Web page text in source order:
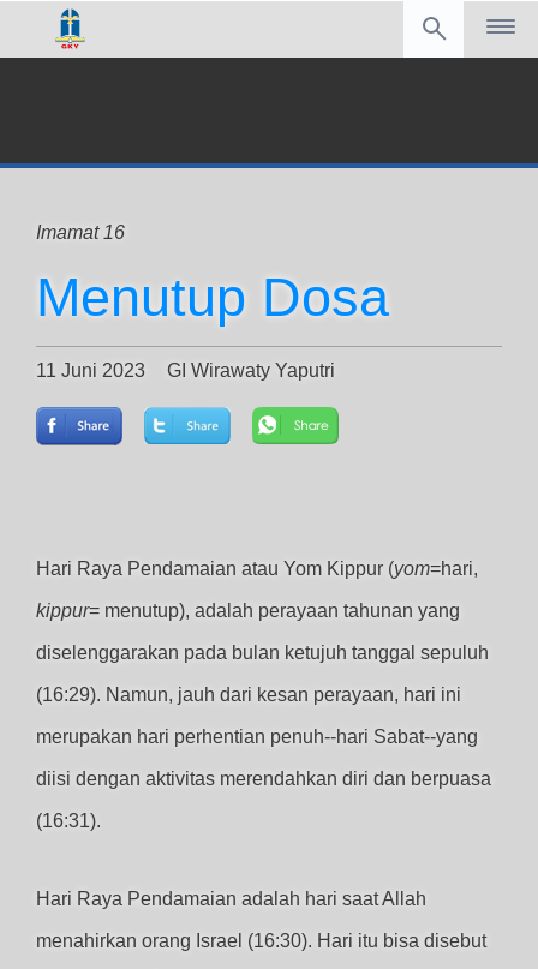
Imamat 16
Menutup Dosa
11 Juni 2023 GI Wirawaty Yaputri
Hari Raya Pendamaian atau Yom Kippur (yom=hari,
kippur= menutup), adalah perayaan tahunan yang
diselenggarakan pada bulan ketujuh tanggal sepuluh
(16:29). Namun, jauh dari kesan perayaan, hari ini
merupakan hari perhentian penuh--hari Sabat--yang
diisi dengan aktivitas merendahkan diri dan berpuasa
(16:31).
Hari Raya Pendamaian adalah hari saat Allah
menahirkan orang Israel (16:30). Hari itu bisa disebut